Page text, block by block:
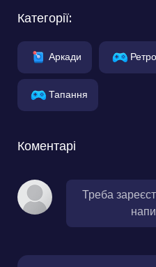
Категорії:
Аркади Ретро
Тапання
Коментарі
Треба